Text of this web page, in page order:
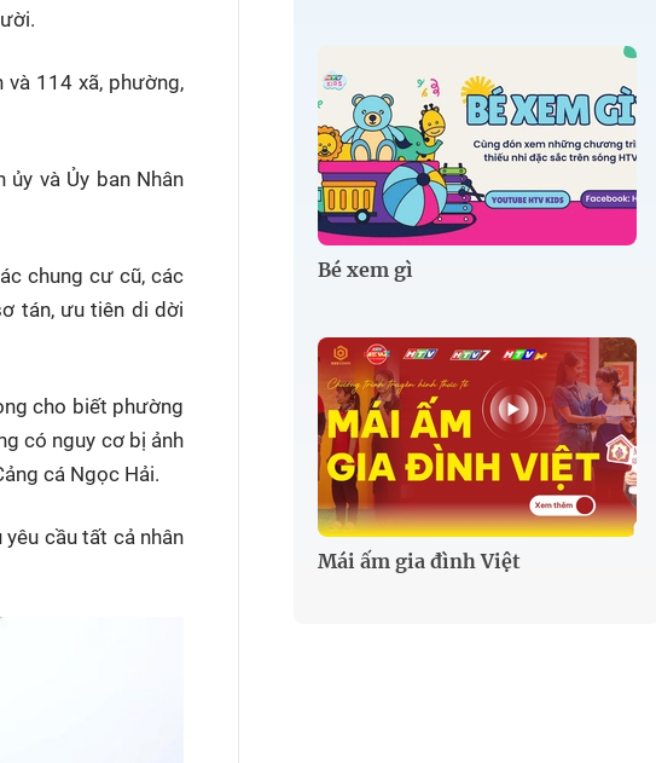
và 114 xã, phường,
và Ủy ban Nhân
chung cư cũ, các
tán, ưu tiên di dời
cho biết phường
có nguy cơ bị ảnh
cá Ngọc Hải.
cầu tất cả nhân
Bé xem gì
Mái ấm gia đình Việt